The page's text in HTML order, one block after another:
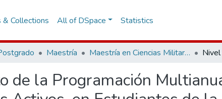
& Collections All of DSpace Statistics
Maestría Maestría en Ciencias Militares
de la Programación